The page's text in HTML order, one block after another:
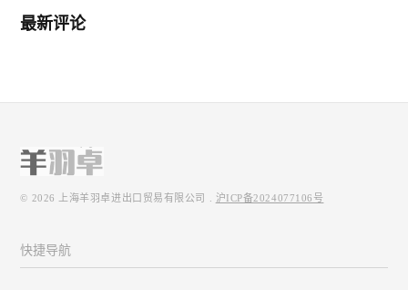
最新评论
© 2026 上海羊羽卓进出口贸易有限公司 沪ICP备2024077106号
快捷导航